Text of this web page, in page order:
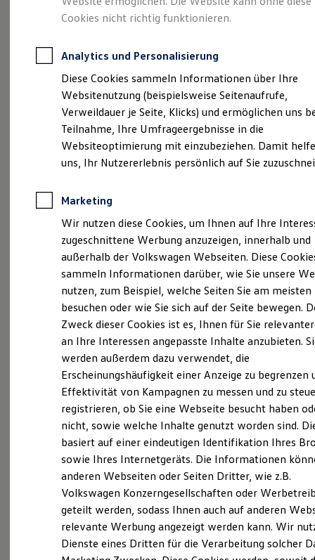
Kleinwagen-Leasing
Leasing ohne Anzahlung
Autokredit mit Schlussrate
Versicherungen und Garantien
Kfz-Versicherung
Restschuldversicherungen
Garantien
Wartungsverträge
Geschäftskunden
Professional Class bei Volkswagen
Großkunden
Behörden
Anpfiff zum Gewinn
Elektroautos
ID. Tutorials
Elektrofahrzeugkonzepte
Reichweite
Reichweite der ID. Modelle
Reichweite im Winter
Laden
Laden unterwegs
Laden Zuhause
Ladezeitensimulator
Batterie
Sicherheit
Garantie und Lebensdauer
Nachhaltigkeit
Technologie
Kosten und Kauf
Verbrauchskosten
Kaufoptionen
E-Auto-Förderung
Software und Konnektivität
Die ID. Software 6
ID. Software Versionen und Updates
Digitale Extras
Schnittstellen zu Ihrem ID.
Autohauses
Weinhold
(Impressum & Rechtliches)
UnsereGeschichte
Am 01.03.1926 eröffnete Urgroßvater Fritz
Weinhold die erste Betriebsstätte für den Handel
und die Reparatur für Wanderer Zweiräder,
Nähmaschinen und Rundfunkempfänger. Heute,
genau 95.Jahre später, blicken wir auf diese
historische Zeit zurück und können mit
Überzeugung sagen:
Wir sind extrem stolz auf
das, was daraus geworden ist!
Egal ob 2.Weltkrieg, Mauerbau oder -fall, die
Familie Weinhold meisterte alle Turbulenzen mit
Bravour. Am 22.März 1990 erhielten wir als eines
der ersten drei Autohäuser in Chemnitz den
begehrten Händlervertrag für die Marken
Volkswagenund Audi. Mittlerweile befinden wir
uns in der 4.Generation und sind weiterhin Ihr
Ansprechpartner für VW, Audi und
Nutzfahrzeuge.
Cookies nicht richtig funktionieren.
Analytics und Personalisierung
Diese Cookies sammeln Informationen über Ihre
Websitenutzung (beispielsweise Seitenaufrufe,
Verweildauer je Seite, Klicks) und ermöglichen uns
Teilnahme, Ihre Umfrageergebnisse in die
Websiteoptimierung mit einzubeziehen. Damit
uns, Ihr Nutzererlebnis persönlich auf Sie
Marketing
Wir nutzen diese Cookies, um Ihnen auf Ihre
zugeschnittene Werbung anzuzeigen, innerhalb und
außerhalb der Volkswagen Webseiten. Diese
sammeln Informationen darüber, wie Sie unsere
nutzen, zum Beispiel, welche Seiten Sie am meisten
besuchen oder wie Sie sich auf der Seite bewegen.
Zweck dieser Cookies ist es, Ihnen für Sie
an Ihre Interessen angepasste Inhalte anzubieten.
werden außerdem dazu verwendet, die
Erscheinungshäufigkeit einer Anzeige zu begrenzen
Effektivität von Kampagnen zu messen und zu
registrieren, ob Sie eine Webseite besucht haben
nicht, sowie welche Inhalte genutzt worden sind.
basiert auf einer eindeutigen Identifikation Ihres
sowie Ihres Internetgeräts. Die Informationen
anderen Webseiten oder Seiten Dritter, wie z.B.
Volkswagen Konzerngesellschaften oder
geteilt werden, sodass Ihnen auch auf anderen
relevante Werbung angezeigt werden kann. Wir
Dienste eines Dritten für die Verarbeitung solcher